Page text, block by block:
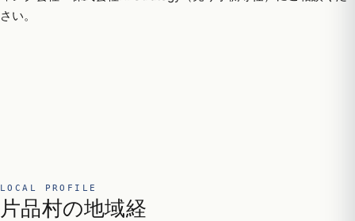
さい。
LOCAL PROFILE
片品村の地域経